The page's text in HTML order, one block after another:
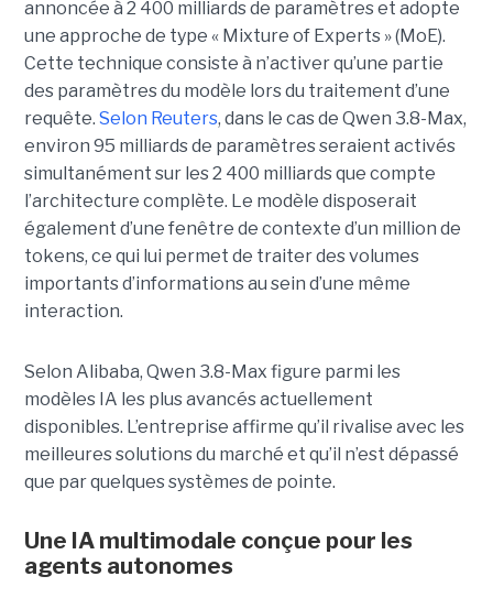
annoncée à 2 400 milliards de paramètres et adopte
une approche de type « Mixture of Experts » (MoE).
Cette technique consiste à n’activer qu’une partie
des paramètres du modèle lors du traitement d’une
requête. Selon Reuters, dans le cas de Qwen 3.8-Max,
environ 95 milliards de paramètres seraient activés
simultanément sur les 2 400 milliards que compte
l’architecture complète. Le modèle disposerait
également d’une fenêtre de contexte d’un million de
tokens, ce qui lui permet de traiter des volumes
importants d’informations au sein d’une même
interaction.
Selon Alibaba, Qwen 3.8-Max figure parmi les
modèles IA les plus avancés actuellement
disponibles. L’entreprise affirme qu’il rivalise avec les
meilleures solutions du marché et qu’il n’est dépassé
que par quelques systèmes de pointe.
Une IA multimodale conçue pour les
agents autonomes